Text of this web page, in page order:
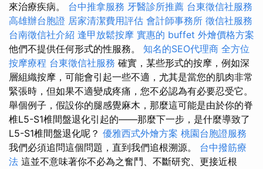
來治療疾病。 台中推拿服務 牙醫診所推薦 台東徵信社服務
高雄辦台胞證 居家清潔費用評估 會計師事務所 徵信社服務
台南徵信社介紹 逢甲放鬆按摩 實惠的 buffet 外燴價格方案
他們不提供任何形式的性服務。 知名的SEO代理商 全方位
按摩療程 台東徵信社服務 確實，某些形式的按摩，例如深
層組織按摩，可能會引起一些不適，尤其是當您的肌肉非常
緊張時，但如果不適變成疼痛，您不必認為有必要忍受它。
舉個例子，假設你的腿感覺麻木，那麼這可能是由於你的脊
椎L5-S1椎間盤退化引起的——那麼下一步，是什麼導致了
L5-S1椎間盤退化呢？ 優雅西式外燴方案 桃園台胞證服務
我們必須追問這個問題，直到我們追根溯源。 台中撥筋療
法 這並不意味著你不必為之奮鬥、不斷研究、更接近根